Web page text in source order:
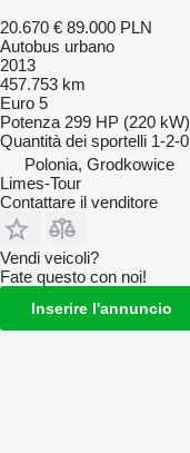
20.670 € 89.000 PLN
Autobus urbano
2013
457.753 km
Euro 5
Potenza 299 HP (220 kW)
Quantità dei sportelli 1-2-0
Polonia, Grodkowice
Limes-Tour
Contattare il venditore
Vendi veicoli?
Fate questo con noi!
Inserire l'annuncio